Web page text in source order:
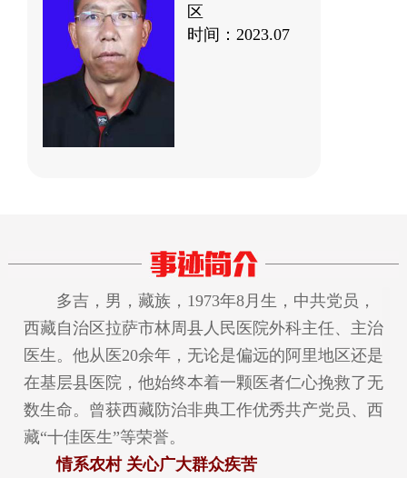
区
时间：2023.07
多吉，男，藏族，1973年8月生，中共党员，
西藏自治区拉萨市林周县人民医院外科主任、主治
医生。他从医20余年，无论是偏远的阿里地区还是
在基层县医院，他始终本着一颗医者仁心挽救了无
数生命。曾获西藏防治非典工作优秀共产党员、西
藏“十佳医生”等荣誉。
情系农村 关心广大群众疾苦